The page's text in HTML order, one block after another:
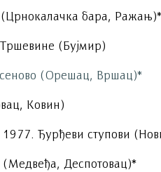
бара, Ражањ)*
(Бујмир)
(Орешац, Вршац)*
Ковин)
Ђурђеви ступови
Деспотовац)*